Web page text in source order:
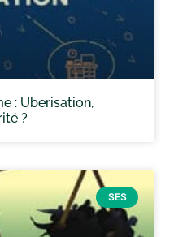
: Uberisation,
?
SES